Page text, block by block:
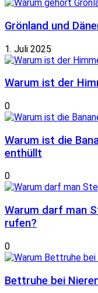
Grönland und
1. Juli 2025
Warum ist der
0
Warum ist die
enthüllt
0
Warum darf man
rufen?
0
Bettruhe bei